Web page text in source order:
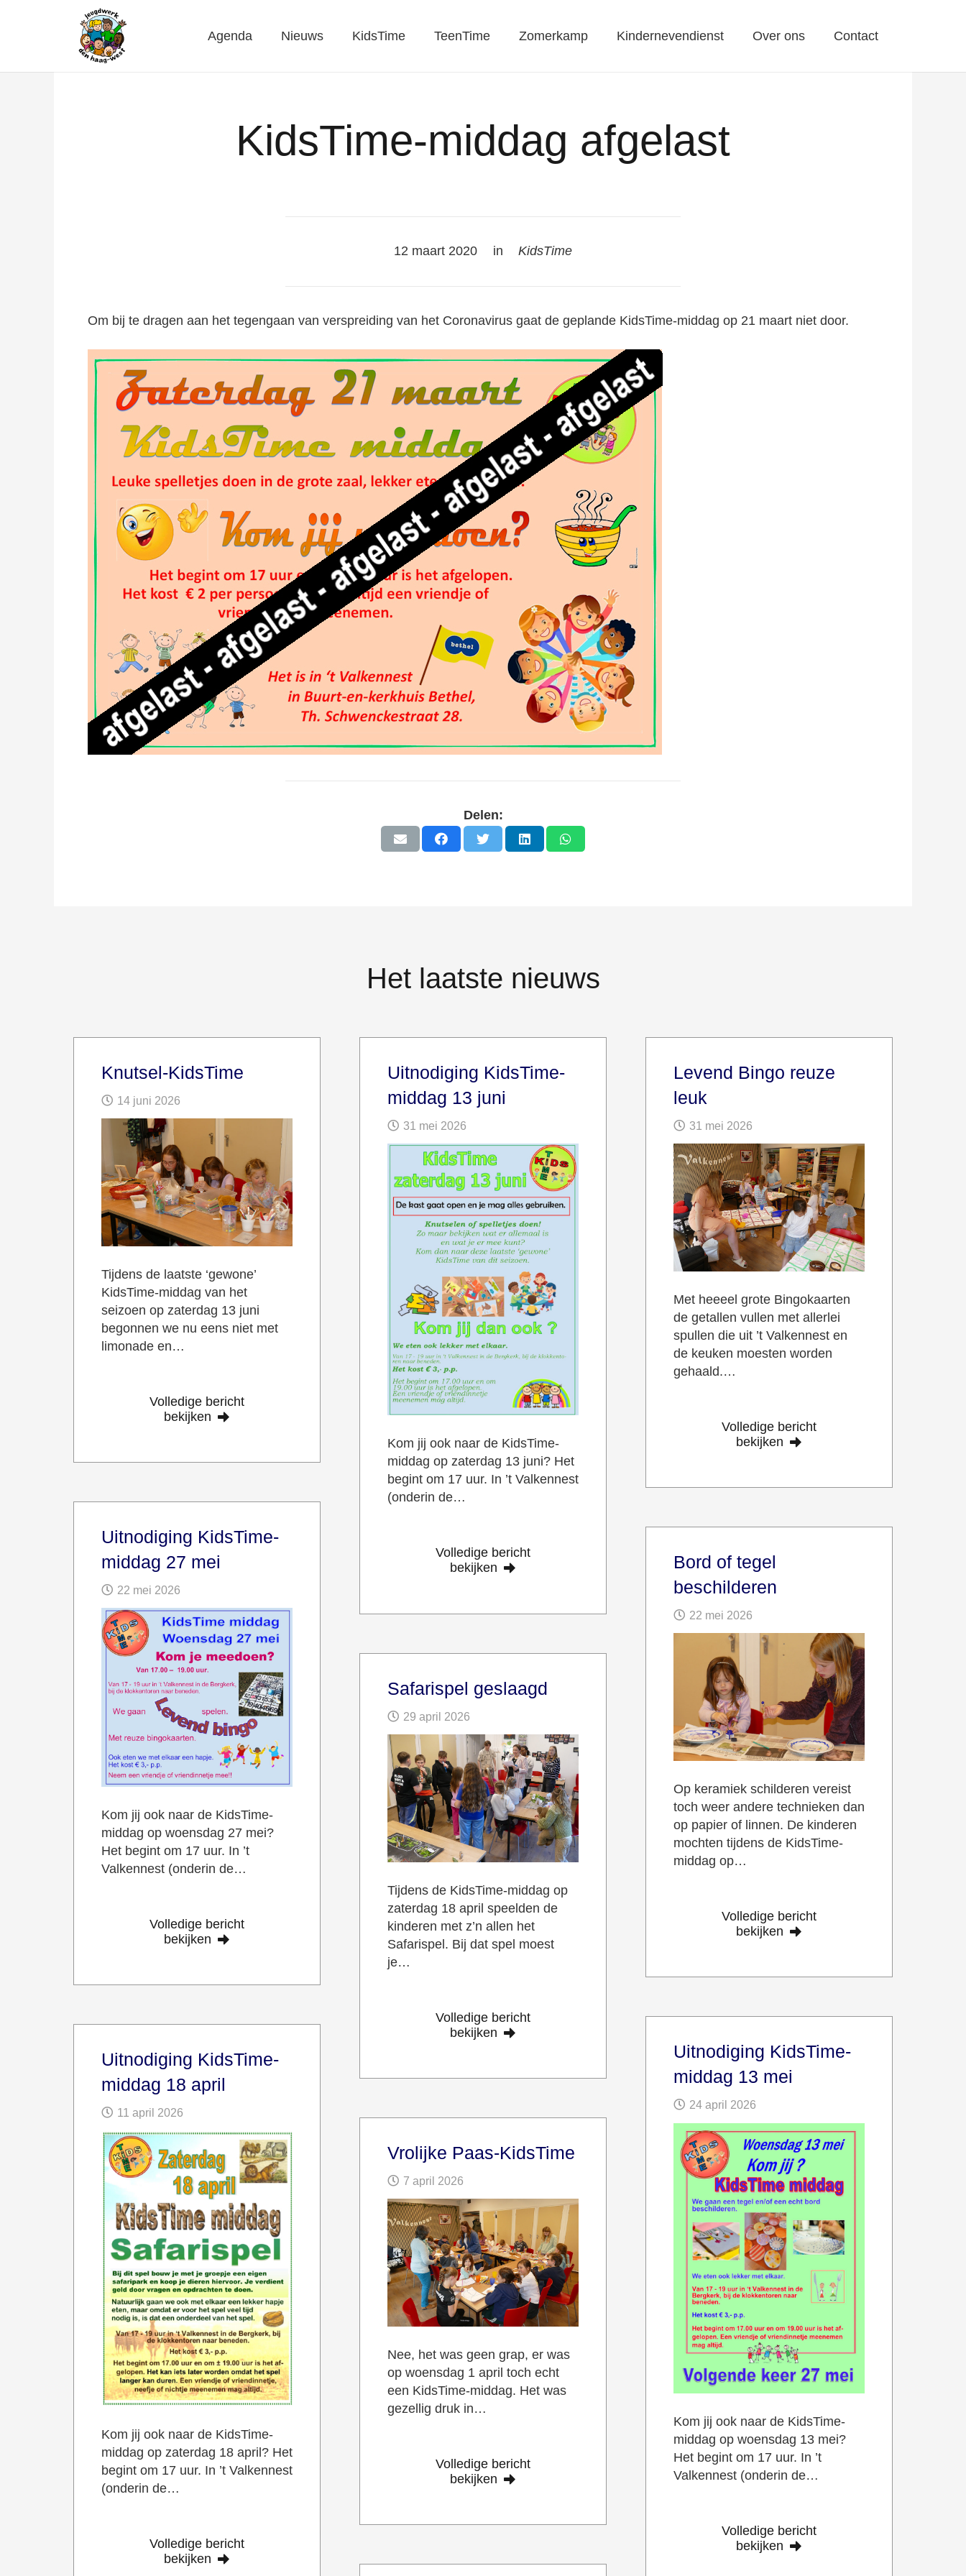
Agenda Nieuws KidsTime TeenTime Zomerkamp Kindernevendienst Over ons Contact
KidsTime-middag afgelast
12 maart 2020 in KidsTime
Om bij te dragen aan het tegengaan van verspreiding van het Coronavirus gaat de geplande KidsTime-middag op 21 maart niet door.
Delen:
Het laatste nieuws
Knutsel-KidsTime
14 juni 2026
Tijdens de laatste ‘gewone’
KidsTime-middag van het
seizoen op zaterdag 13 juni
begonnen we nu eens niet met
limonade en…
Volledige bericht
bekijken
Uitnodiging KidsTime-
middag 13 juni
31 mei 2026
Kom jij ook naar de KidsTime-
middag op zaterdag 13 juni? Het
begint om 17 uur. In ’t Valkennest
(onderin de…
Volledige bericht
bekijken
Levend Bingo reuze
leuk
31 mei 2026
Met heeeel grote Bingokaarten
de getallen vullen met allerlei
spullen die uit ’t Valkennest en
de keuken moesten worden
gehaald.…
Volledige bericht
bekijken
Uitnodiging KidsTime-
middag 27 mei
22 mei 2026
Kom jij ook naar de KidsTime-
middag op woensdag 27 mei?
Het begint om 17 uur. In ’t
Valkennest (onderin de…
Volledige bericht
bekijken
Bord of tegel
beschilderen
22 mei 2026
Op keramiek schilderen vereist
toch weer andere technieken dan
op papier of linnen. De kinderen
mochten tijdens de KidsTime-
middag op…
Volledige bericht
bekijken
Safarispel geslaagd
29 april 2026
Tijdens de KidsTime-middag op
zaterdag 18 april speelden de
kinderen met z’n allen het
Safarispel. Bij dat spel moest
je…
Volledige bericht
bekijken
Uitnodiging KidsTime-
middag 13 mei
24 april 2026
Kom jij ook naar de KidsTime-
middag op woensdag 13 mei?
Het begint om 17 uur. In ’t
Valkennest (onderin de…
Volledige bericht
bekijken
Uitnodiging KidsTime-
middag 18 april
11 april 2026
Kom jij ook naar de KidsTime-
middag op zaterdag 18 april? Het
begint om 17 uur. In ’t Valkennest
(onderin de…
Volledige bericht
bekijken
Vrolijke Paas-KidsTime
7 april 2026
Nee, het was geen grap, er was
op woensdag 1 april toch echt
een KidsTime-middag. Het was
gezellig druk in…
Volledige bericht
bekijken